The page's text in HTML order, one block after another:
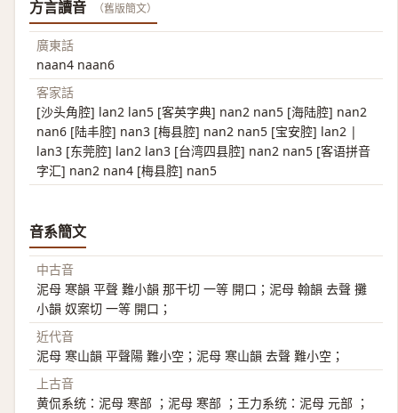
方言讀音 （舊版簡文）
廣東話
naan4 naan6
客家話
[沙头角腔] lan2 lan5 [客英字典] nan2 nan5 [海陆腔] nan2
nan6 [陆丰腔] nan3 [梅县腔] nan2 nan5 [宝安腔] lan2 |
lan3 [东莞腔] lan2 lan3 [台湾四县腔] nan2 nan5 [客语拼音
字汇] nan2 nan4 [梅县腔] nan5
音系簡文
中古音
泥母 寒韻 平聲 難小韻 那干切 一等 開口；泥母 翰韻 去聲 攤
小韻 奴案切 一等 開口；
近代音
泥母 寒山韻 平聲陽 難小空；泥母 寒山韻 去聲 難小空；
上古音
黄侃系统：泥母 寒部 ；泥母 寒部 ；王力系统：泥母 元部 ；